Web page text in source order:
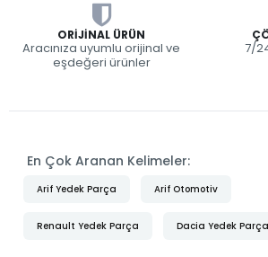
ORIJINAL ÜRÜN
Aracınıza uyumlu orijinal ve
eşdeğeri ürünler
7/
En Çok Aranan Kelimeler:
Arif Yedek Parça Arif Otomotiv
Renault Yedek Parça Dacia Yedek Parça